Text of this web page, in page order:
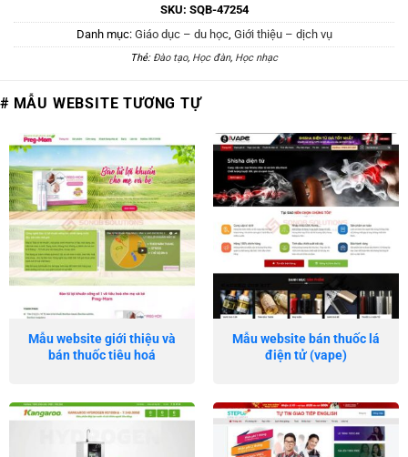
SKU: SQB-47254
Danh mục: Giáo dục – du học, Giới thiệu – dịch vụ
Thẻ: Đào tạo, Học đàn, Học nhạc
# MẪU WEBSITE TƯƠNG TỰ
Mẫu website giới thiệu và
bán thuốc tiêu hoá
Mẫu website bán thuốc lá
điện tử (vape)